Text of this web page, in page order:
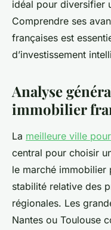
Emma •4 décembre
idéal pour diversifier
Comprendre ses
françaises est
d’investissement
Analyse
immobilier
La meilleure ville
central pour choisir
le marché immobilier
stabilité relative des
régionales. Les
Nantes ou Toulouse